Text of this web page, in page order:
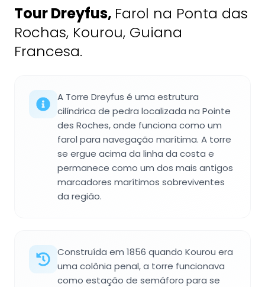
Tour Dreyfus, Farol na Ponta das
Rochas, Kourou, Guiana
Francesa.
A Torre Dreyfus é uma estrutura
cilíndrica de pedra localizada na Pointe
des Roches, onde funciona como um
farol para navegação marítima. A torre
se ergue acima da linha da costa e
permanece como um dos mais antigos
marcadores marítimos sobreviventes
da região.
Construída em 1856 quando Kourou era
uma colônia penal, a torre funcionava
como estação de semáforo para se